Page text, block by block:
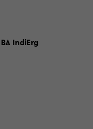
IndiErg